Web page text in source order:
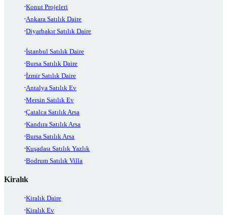
Konut Projeleri
Ankara Satılık Daire
Diyarbakır Satılık Daire
İstanbul Satılık Daire
Bursa Satılık Daire
İzmir Satılık Daire
Antalya Satılık Ev
Mersin Satılık Ev
Çatalca Satılık Arsa
Kandıra Satılık Arsa
Bursa Satılık Arsa
Kuşadası Satılık Yazlık
Bodrum Satılık Villa
Kiralık
Kiralık Daire
Kiralık Ev